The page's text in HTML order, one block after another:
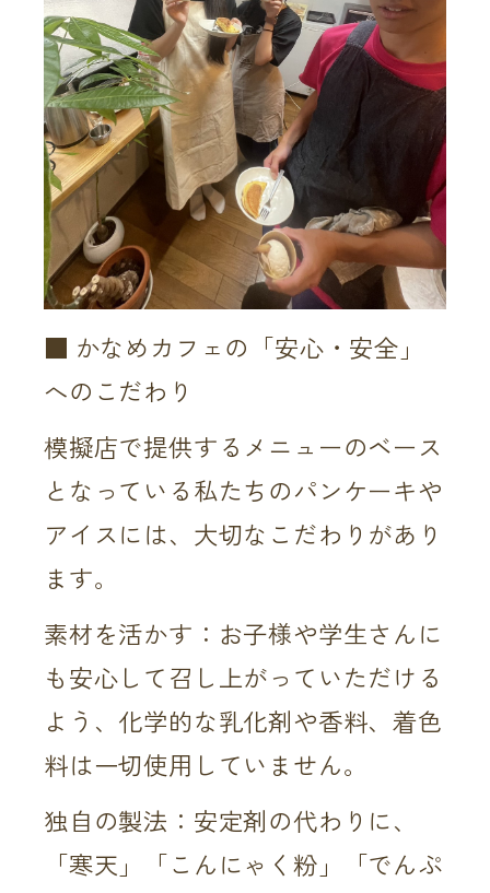
■ かなめカフェの「安心・安全」
へのこだわり
模擬店で提供するメニューのベース
となっている私たちのパンケーキや
アイスには、大切なこだわりがあり
ます。
素材を活かす：お子様や学生さんに
も安心して召し上がっていただける
よう、化学的な乳化剤や香料、着色
料は一切使用していません。
独自の製法：安定剤の代わりに、
「寒天」「こんにゃく粉」「でんぷ